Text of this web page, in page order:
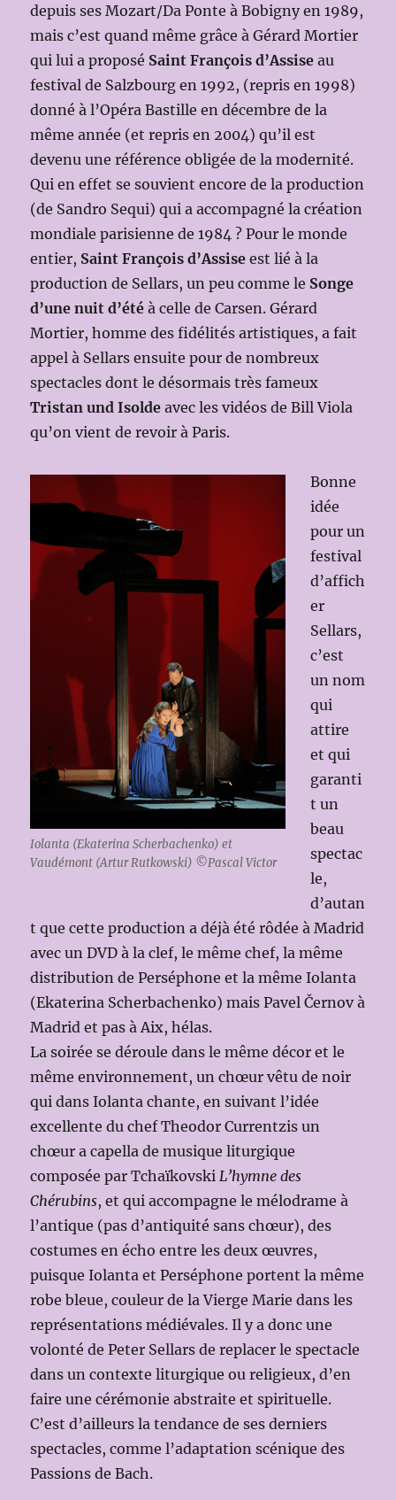
depuis ses Mozart/Da Ponte à Bobigny en 1989,
mais c’est quand même grâce à Gérard Mortier
qui lui a proposé Saint François d’Assise au
festival de Salzbourg en 1992, (repris en 1998)
donné à l’Opéra Bastille en décembre de la
même année (et repris en 2004) qu’il est
devenu une référence obligée de la modernité.
Qui en effet se souvient encore de la production
(de Sandro Sequi) qui a accompagné la création
mondiale parisienne de 1984 ? Pour le monde
entier, Saint François d’Assise est lié à la
production de Sellars, un peu comme le Songe
d’une nuit d’été à celle de Carsen. Gérard
Mortier, homme des fidélités artistiques, a fait
appel à Sellars ensuite pour de nombreux
spectacles dont le désormais très fameux
Tristan und Isolde avec les vidéos de Bill Viola
qu’on vient de revoir à Paris.
Iolanta (Ekaterina Scherbachenko) et
Vaudémont (Artur Rutkowski) ©Pascal Victor
Bonne
idée
pour un
festival
d’affich
er
Sellars,
c’est
un nom
qui
attire
et qui
garanti
t un
beau
spectac
le,
d’autan
t que cette production a déjà été rôdée à Madrid
avec un DVD à la clef, le même chef, la même
distribution de Perséphone et la même Iolanta
(Ekaterina Scherbachenko) mais Pavel Černov à
Madrid et pas à Aix, hélas.
La soirée se déroule dans le même décor et le
même environnement, un chœur vêtu de noir
qui dans Iolanta chante, en suivant l’idée
excellente du chef Theodor Currentzis un
chœur a capella de musique liturgique
composée par Tchaïkovski L’hymne des
Chérubins, et qui accompagne le mélodrame à
l’antique (pas d’antiquité sans chœur), des
costumes en écho entre les deux œuvres,
puisque Iolanta et Perséphone portent la même
robe bleue, couleur de la Vierge Marie dans les
représentations médiévales. Il y a donc une
volonté de Peter Sellars de replacer le spectacle
dans un contexte liturgique ou religieux, d’en
faire une cérémonie abstraite et spirituelle.
C’est d’ailleurs la tendance de ses derniers
spectacles, comme l’adaptation scénique des
Passions de Bach.